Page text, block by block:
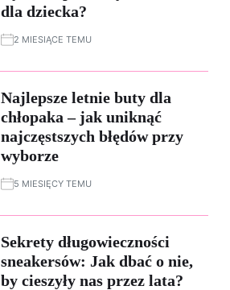
dla dziecka?
2 MIESIĄCE TEMU
Najlepsze letnie buty dla
chłopaka – jak uniknąć
najczęstszych błędów przy
wyborze
5 MIESIĘCY TEMU
Sekrety długowieczności
sneakersów: Jak dbać o nie,
by cieszyły nas przez lata?